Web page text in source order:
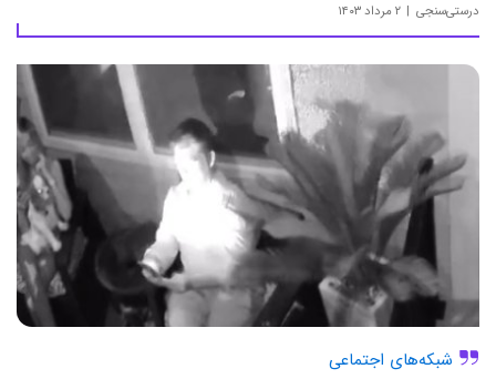
درستی‌سنجی ۲ مرداد ۱۴۰۳
شبکه‌های اجتماعی